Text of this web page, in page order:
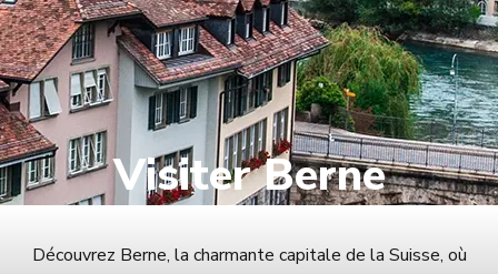
Visiter Berne
Découvrez Berne, la charmante capitale de la Suisse, où